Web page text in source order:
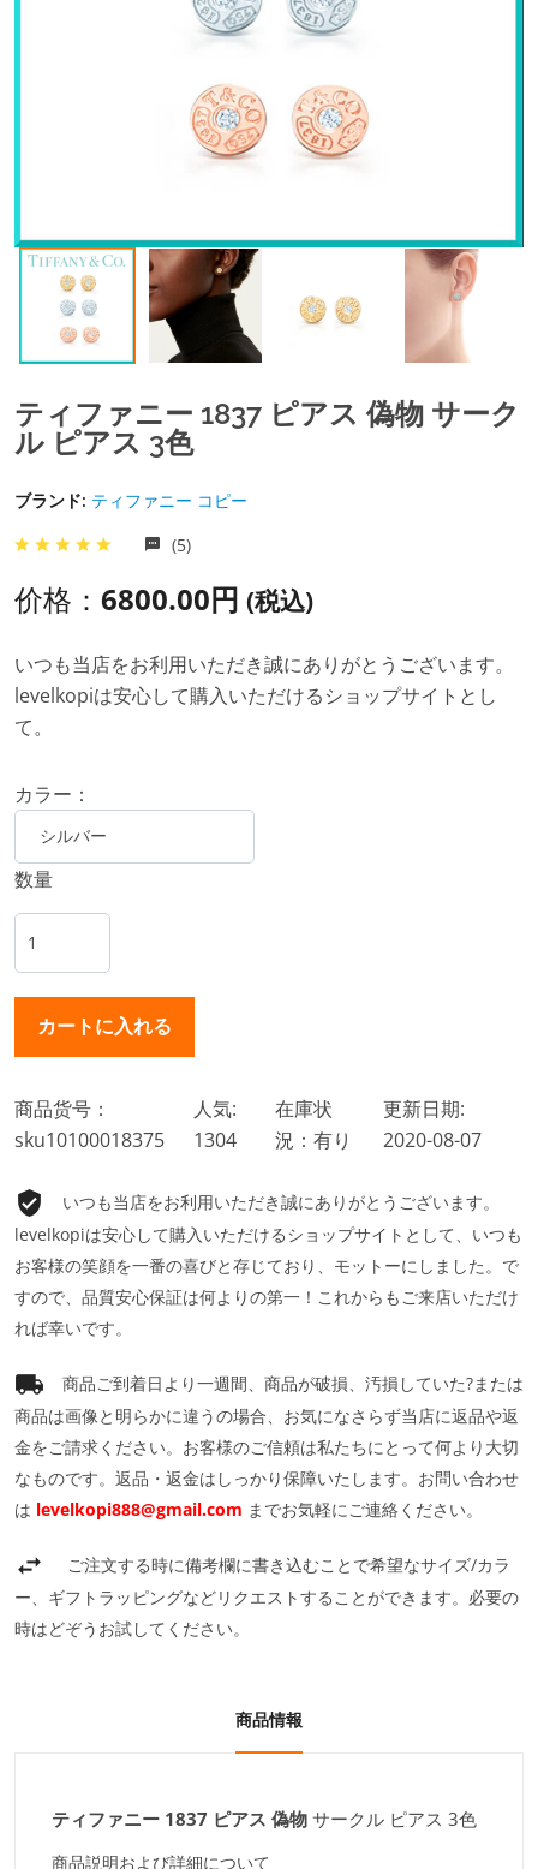
ティファニー 1837 ピアス 偽物 サーク
ル ピアス 3色
ブランド: ティファニー コピー
(5)
价格： 6800.00円 (税込)
いつも当店をお利用いただき誠にありがとうございます。
levelkopiは安心して購入いただけるショップサイトとし
て。
カラー：
数量
商品货号：
sku10100018375
人気:
1304
在庫状
況：有り
更新日期:
2020-08-07
いつも当店をお利用いただき誠にありがとうございます。
levelkopiは安心して購入いただけるショップサイトとして、いつも
お客様の笑顔を一番の喜びと存じており、モットーにしました。で
すので、品質安心保証は何よりの第一！これからもご来店いただけ
れば幸いです。
商品ご到着日より一週間、商品が破損、汚損していた?または
商品は画像と明らかに違うの場合、お気になさらず当店に返品や返
金をご請求ください。お客様のご信頼は私たちにとって何より大切
なものです。返品・返金はしっかり保障いたします。お問い合わせ
は levelkopi888@gmail.com までお気軽にご連絡ください。
ご注文する時に備考欄に書き込むことで希望なサイズ/カラ
ー、ギフトラッピングなどリクエストすることができます。必要の
時はどぞうお試してください。
商品情報
ティファニー 1837 ピアス 偽物 サークル ピアス 3色
商品説明および詳細について